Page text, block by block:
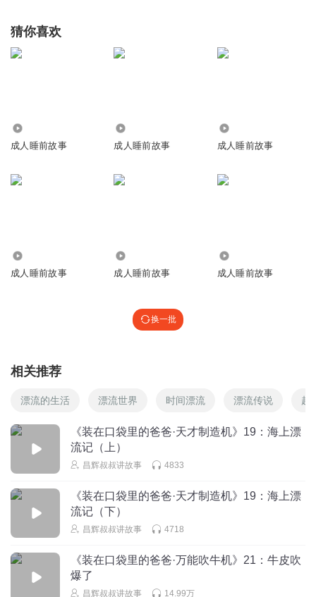
猜你喜欢
成人睡前故事 成人睡前故事 成人睡前故事
成人睡前故事 成人睡前故事 成人睡前故事
换一批
相关推荐
漂流的生活 漂流世界 时间漂流 漂流传说 超
《装在口袋里的爸爸·天才制造机》19：海上漂
流记（上）
昌辉叔叔讲故事 4833
《装在口袋里的爸爸·天才制造机》19：海上漂
流记（下）
昌辉叔叔讲故事 4718
《装在口袋里的爸爸·万能吹牛机》21：牛皮吹
爆了
昌辉叔叔讲故事 14.99万